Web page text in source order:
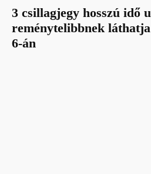
3 csillagjegy hosszú idő
reménytelibbnek
6-án